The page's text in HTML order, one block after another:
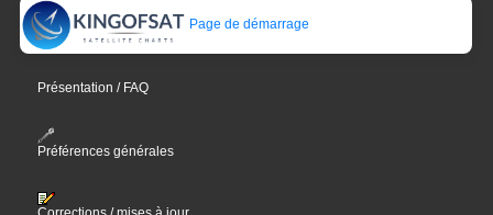
Page de démarrage
Présentation / FAQ
Préférences générales